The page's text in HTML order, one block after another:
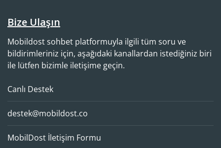
Bize Ulaşın
Mobildost sohbet platformuyla ilgili tüm soru ve
bildirimleriniz için, aşağıdaki kanallardan istediğiniz biri
ile lütfen bizimle iletişime geçin.
Canlı Destek
destek@mobildost.co
MobilDost İletişim Formu